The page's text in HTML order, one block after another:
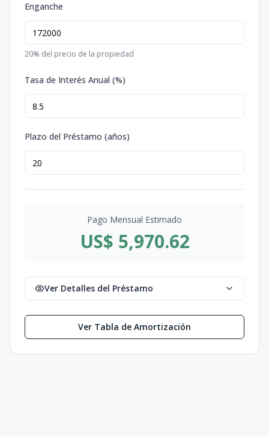
Enganche
20% del precio de la propiedad
Tasa de Interés Anual (%)
Plazo del Préstamo (años)
Pago Mensual Estimado
US$ 5,970.62
Ver Detalles del Préstamo
Ver Tabla de Amortización